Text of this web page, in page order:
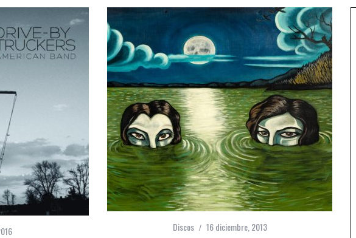
Discos 16 diciembre, 2013